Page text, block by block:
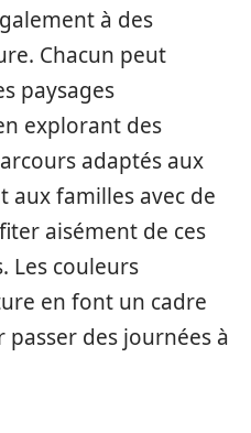
à des
Chacun peut
paysages
explorant des
adaptés aux
aux familles avec de
aisément de ces
Les couleurs
en font un cadre
des journées à